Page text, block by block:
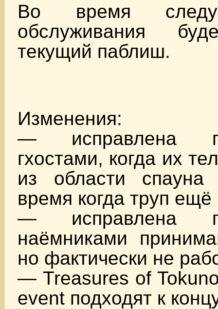
Во время
обслуживания
текущий паблиш.
Изменения:
— исправлена
гхостами, когда их
из области
время когда труп ещё
— исправлена
наёмниками
но фактически не
— Treasures of
event подходят к